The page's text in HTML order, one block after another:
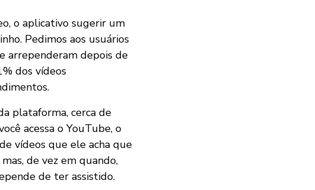
o aplicativo sugerir um
Pedimos aos usuários
arrependeram depois de
dos vídeos
plataforma, cerca de
acessa o YouTube, o
vídeos que ele acha que
de vez em quando,
de ter assistido.